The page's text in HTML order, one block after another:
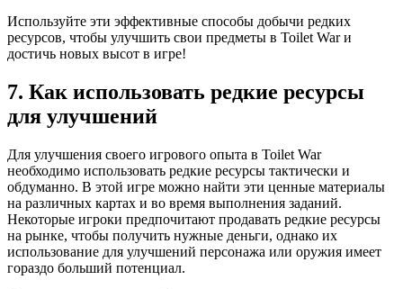
Используйте эти эффективные способы добычи редких
ресурсов, чтобы улучшить свои предметы в Toilet War и
достичь новых высот в игре!
7. Как использовать редкие ресурсы
для улучшений
Для улучшения своего игрового опыта в Toilet War
необходимо использовать редкие ресурсы тактически и
обдуманно. В этой игре можно найти эти ценные материалы
на различных картах и во время выполнения заданий.
Некоторые игроки предпочитают продавать редкие ресурсы
на рынке, чтобы получить нужные деньги, однако их
использование для улучшений персонажа или оружия имеет
гораздо больший потенциал.